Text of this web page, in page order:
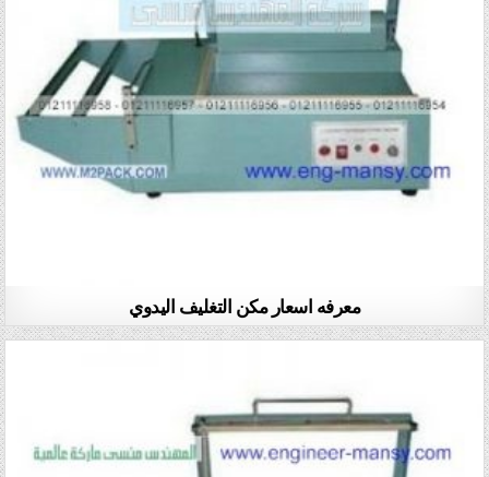
معرفه اسعار مكن التغليف اليدوي